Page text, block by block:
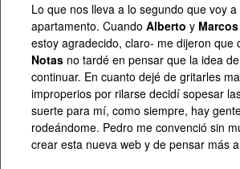
Lo que nos lleva a lo segundo que voy
apartamento. Cuando Alberto y Marcos
estoy agradecido, claro- me dijeron que
Notas no tardé en pensar que la idea de
continuar. En cuanto dejé de gritarles
improperios por rilarse decidí sopesar
suerte para mí, como siempre, hay
rodeándome. Pedro me convenció sin
crear esta nueva web y de pensar más